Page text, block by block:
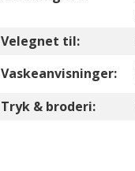
Velegnet til:
Vaskeanvisninger:
Tryk & broderi: